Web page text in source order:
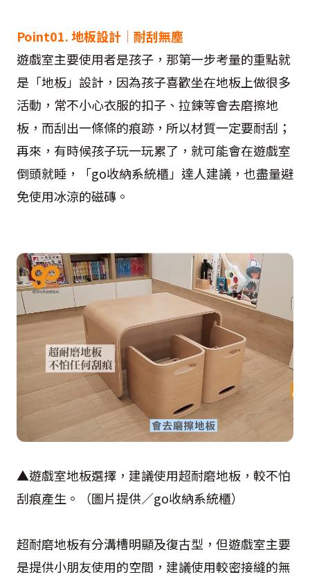
Point01. 地板設計│耐刮無塵
遊戲室主要使用者是孩子，那第一步考量的重點就
是「地板」設計，因為孩子喜歡坐在地板上做很多
活動，常不小心衣服的扣子、拉鍊等會去磨擦地
板，而刮出一條條的痕跡，所以材質一定要耐刮；
再來，有時候孩子玩一玩累了，就可能會在遊戲室
倒頭就睡，「go收納系統櫃」達人建議，也盡量避
免使用冰涼的磁磚。
▲遊戲室地板選擇，建議使用超耐磨地板，較不怕
刮痕產生。（圖片提供／go收納系統櫃）
超耐磨地板有分溝槽明顯及復古型，但遊戲室主要
是提供小朋友使用的空間，建議使用較密接縫的無